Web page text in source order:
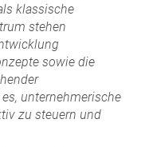
klassische
stehen
sowie die
unternehmerische
zu steuern und